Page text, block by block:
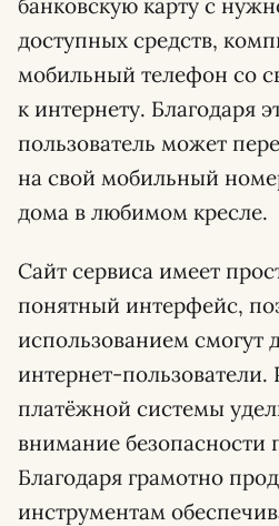
банковскую карту с
доступных средств,
мобильный телефон со
к интернету. Благодаря
пользователь может
на свой мобильный
дома в любимом кресле.
Сайт сервиса имеет
понятный интерфейс,
использованием смогут
интернет-пользователи.
платёжной системы
внимание безопасности
Благодаря грамотно
инструментам